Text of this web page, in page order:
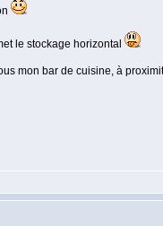
le stockage horizontal
mon bar de cuisine, à